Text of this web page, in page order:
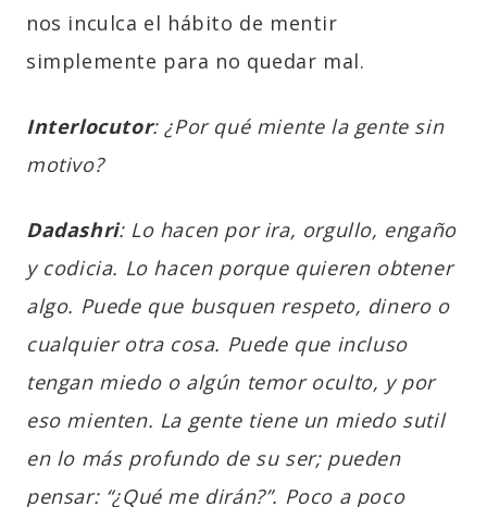
nos inculca el hábito de mentir
simplemente para no quedar mal.
Interlocutor: ¿Por qué miente la gente sin
motivo?
Dadashri: Lo hacen por ira, orgullo, engaño
y codicia. Lo hacen porque quieren obtener
algo. Puede que busquen respeto, dinero o
cualquier otra cosa. Puede que incluso
tengan miedo o algún temor oculto, y por
eso mienten. La gente tiene un miedo sutil
en lo más profundo de su ser; pueden
pensar: “¿Qué me dirán?”. Poco a poco